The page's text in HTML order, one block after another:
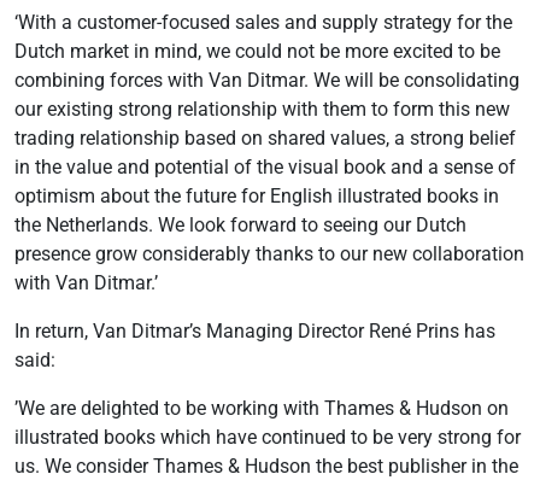
‘With a customer-focused sales and supply strategy for the
Dutch market in mind, we could not be more excited to be
combining forces with Van Ditmar. We will be consolidating
our existing strong relationship with them to form this new
trading relationship based on shared values, a strong belief
in the value and potential of the visual book and a sense of
optimism about the future for English illustrated books in
the Netherlands. We look forward to seeing our Dutch
presence grow considerably thanks to our new collaboration
with Van Ditmar.’
In return, Van Ditmar’s Managing Director René Prins has
said:
’We are delighted to be working with Thames & Hudson on
illustrated books which have continued to be very strong for
us. We consider Thames & Hudson the best publisher in the